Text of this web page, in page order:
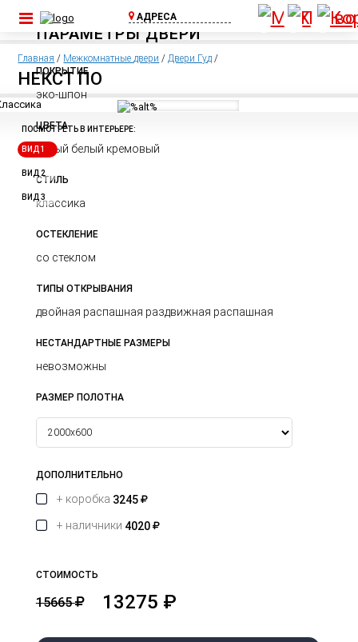
АДРЕСА
ул. Шоссейная, д.
1А, пос. Бугры
(Съезд с КАД)
75
2 этаж
Главная / Межкомнатные двери /Двери Гуд /
НЕКСТ ПО
ПОСМОТРЕТЬ В ИНТЕРЬЕРЕ:
ВИД 1
ВИД 2
ВИД 3
ПАРАМЕТРЫ ДВЕРИ
ПОКРЫТИЕ
эко-шпон
ЦВЕТА
серый белый кремовый
СТИЛЬ
классика
ОСТЕКЛЕНИЕ
со стеклом
ТИПЫ ОТКРЫВАНИЯ
двойная распашная раздвижная распашная
НЕСТАНДАРТНЫЕ РАЗМЕРЫ
невозможны
РАЗМЕР ПОЛОТНА
ДОПОЛНИТЕЛЬНО
+ коробка 3245
+ наличники 4020
СТОИМОСТЬ
15665 13275 ₽